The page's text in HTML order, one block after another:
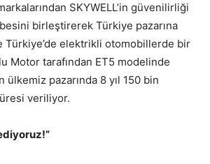
SKYWELL’in güvenilirliği
birleştirerek Türkiye pazarına
Türkiye’de elektrikli otomobillerde bir
Motor tarafından ET5 modelinde
ülkemiz pazarında 8 yıl 150 bin
veriliyor.